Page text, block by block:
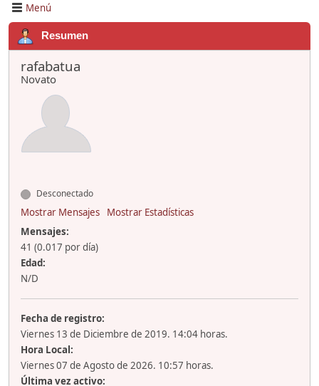
Menú
Resumen
rafabatua
Novato
Desconectado
Mostrar Mensajes
Mostrar Estadísticas
Mensajes:
41 (0.017 por día)
Edad:
N/D
Fecha de registro:
Viernes 13 de Diciembre de 2019. 14:04 horas.
Hora Local:
Viernes 07 de Agosto de 2026. 10:57 horas.
Última vez activo: